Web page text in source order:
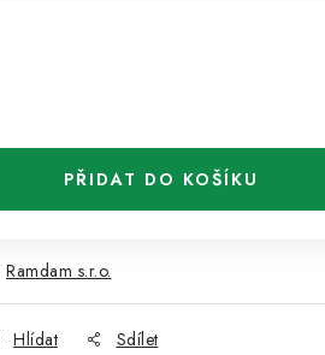
PŘIDAT DO KOŠÍKU
Ramdam s.r.o.
Hlídat Sdílet